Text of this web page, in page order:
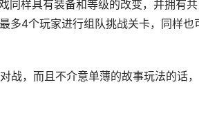
同样具有装备和等级的改变，并拥有共
多4个玩家进行组队挑战关卡，同样也
战，而且不介意单薄的故事玩法的话，